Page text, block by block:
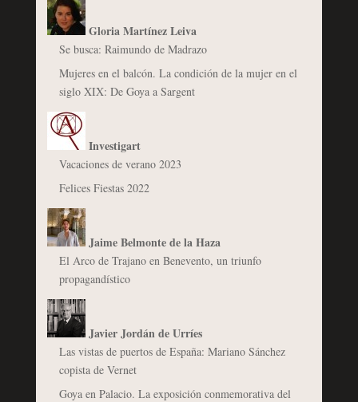
Gloria Martínez Leiva
Se busca: Raimundo de Madrazo
Mujeres en el balcón. La condición de la mujer en el
siglo XIX: De Goya a Sargent
Investigart
Vacaciones de verano 2023
Felices Fiestas 2022
Jaime Belmonte de la Haza
El Arco de Trajano en Benevento, un triunfo
propagandístico
Javier Jordán de Urríes
Las vistas de puertos de España: Mariano Sánchez
copista de Vernet
Goya en Palacio. La exposición conmemorativa del